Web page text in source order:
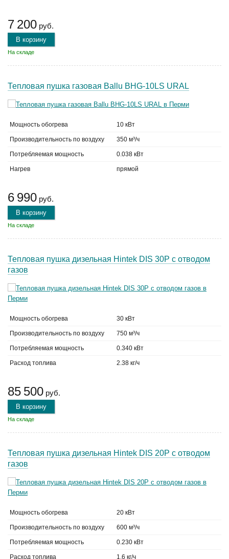
7 200 руб.
В корзину
На складе
Тепловая пушка газовая Ballu BHG-10LS URAL
Мощность обогрева 10 кВт
Производительность по воздуху 350 м³/ч
Потребляемая мощность 0.038 кВт
Нагрев прямой
6 990 руб.
В корзину
На складе
Тепловая пушка дизельная Hintek DIS 30P с отводом
газов
Мощность обогрева 30 кВт
Производительность по воздуху 750 м³/ч
Потребляемая мощность 0.340 кВт
Расход топлива 2.38 кг/ч
85 500 руб.
В корзину
На складе
Тепловая пушка дизельная Hintek DIS 20P с отводом
газов
Мощность обогрева 20 кВт
Производительность по воздуху 600 м³/ч
Потребляемая мощность 0.230 кВт
Расход топлива 1.6 кг/ч